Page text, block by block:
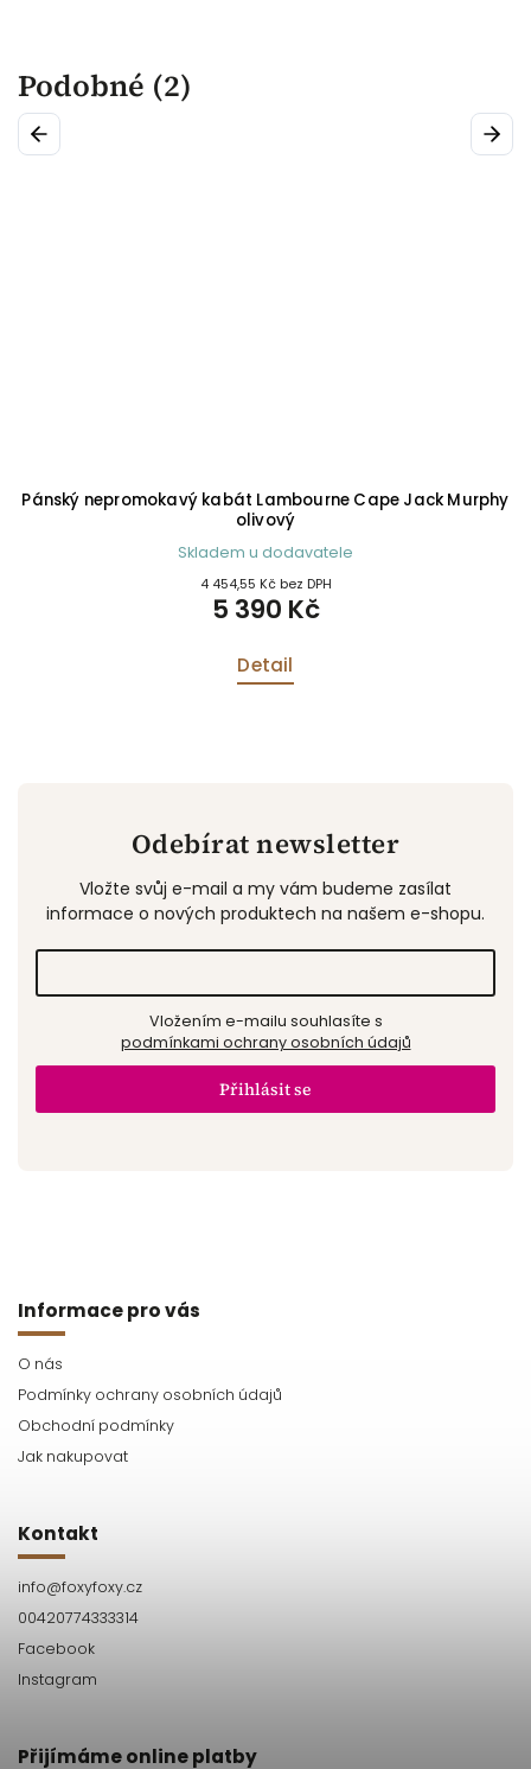
Podobné (2)
Previous
Pánský nepromokavý kabát Lambourne Cape Jack Murphy
olivový
Skladem u dodavatele
4 454,55 Kč bez DPH
5 390 Kč
Detail
Next
Odebírat newsletter
Vložte svůj e-mail a my vám budeme zasílat
informace o nových produktech na našem e-shopu.
podmínkami ochrany osobních údajů
Přihlásit se
Informace pro vás
O nás
Podmínky ochrany osobních údajů
Obchodní podmínky
Jak nakupovat
Kontakt
info@foxyfoxy.cz
00420774333314
Facebook
Instagram
Přijímáme online platby